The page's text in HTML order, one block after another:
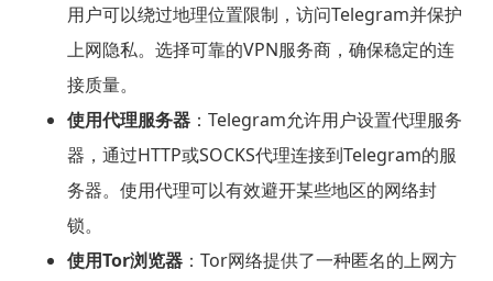
用户可以绕过地理位置限制，访问Telegram并保护
上网隐私。选择可靠的VPN服务商，确保稳定的连
接质量。
使用代理服务器：Telegram允许用户设置代理服务
器，通过HTTP或SOCKS代理连接到Telegram的服
务器。使用代理可以有效避开某些地区的网络封
锁。
使用Tor浏览器：Tor网络提供了一种匿名的上网方